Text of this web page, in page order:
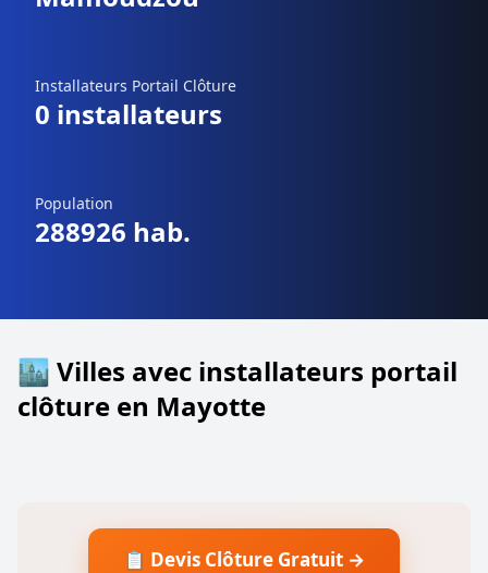
Installateurs Portail Clôture
0 installateurs
Population
288926 hab.
🏙️ Villes avec installateurs portail
clôture en Mayotte
📋 Devis Clôture Gratuit →